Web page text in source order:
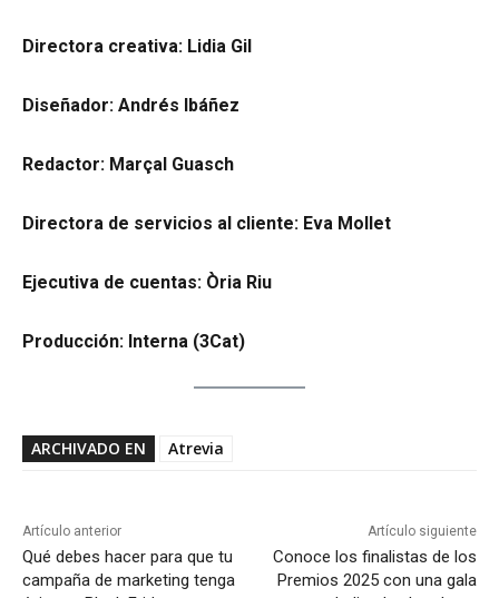
Directora creativa: Lidia Gil
Diseñador: Andrés Ibáñez
Redactor: Marçal Guasch
Directora de servicios al cliente: Eva Mollet
Ejecutiva de cuentas: Òria Riu
Producción: Interna (3Cat)
ARCHIVADO EN Atrevia
Artículo anterior
Qué debes hacer para que tu
campaña de marketing tenga
Artículo siguiente
Conoce los finalistas de los
Premios 2025 con una gala